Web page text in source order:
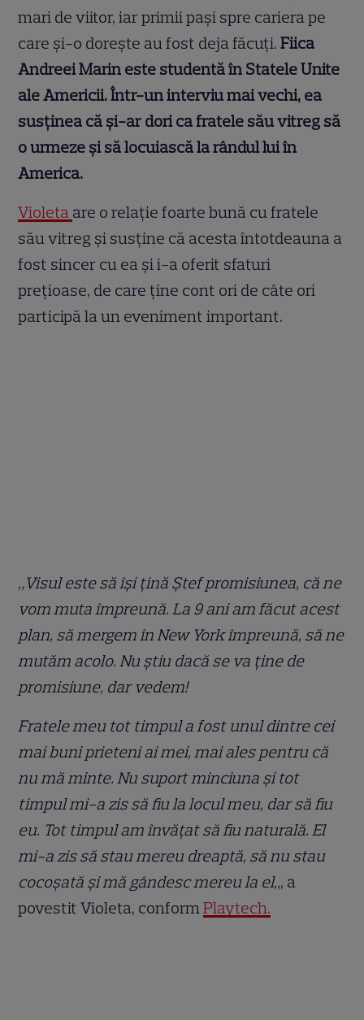
mari de viitor, iar primii pași spre cariera pe
care și-o dorește au fost deja făcuți.Fiica
Andreei Marin este studentă în Statele Unite
ale Americii. Într-un interviu mai vechi, ea
susținea că și-ar dori ca fratele său vitreg să
o urmeze și să locuiască la rândul lui în
America.
Violeta are o relație foarte bună cu fratele
său vitreg și susține că acesta întotdeauna a
fost sincer cu ea și i-a oferit sfaturi
prețioase, de care ține cont ori de câte ori
participă la un eveniment important.
„Visul este să își țină Ștef promisiunea, că ne
vom muta împreună. La 9 ani am făcut acest
plan, să mergem în New York împreună, să ne
mutăm acolo. Nu știu dacă se va ține de
promisiune, dar vedem!
Fratele meu tot timpul a fost unul dintre cei
mai buni prieteni ai mei, mai ales pentru că
nu mă minte. Nu suport minciuna și tot
timpul mi-a zis să fiu la locul meu, dar să fiu
eu. Tot timpul am învățat să fiu naturală. El
mi-a zis să stau mereu dreaptă, să nu stau
cocoșată și mă gândesc mereu la el„, a
povestit Violeta, conformPlaytech.